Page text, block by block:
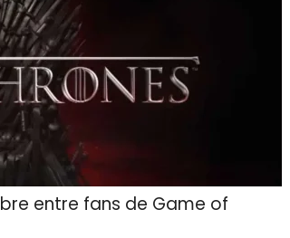
entre fans de Game of